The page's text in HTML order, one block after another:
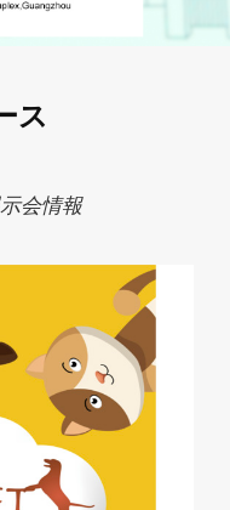
ス
会情報